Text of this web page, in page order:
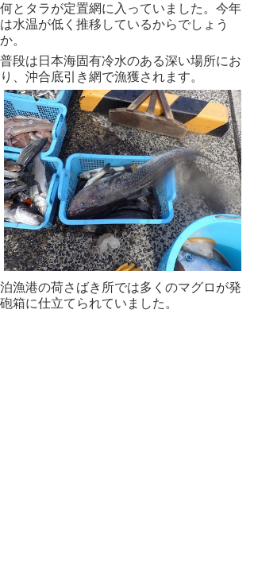
何とタラが定置網に入っていました。今年
は水温が低く推移しているからでしょう
か。
普段は日本海固有冷水のある深い場所にお
り、沖合底引き網で漁獲されます。
泊漁港の荷さばき所では多くのマグロが発
砲箱に仕立てられていました。